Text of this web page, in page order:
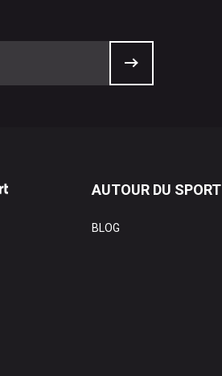
AUTOUR DU SPORT
BLOG